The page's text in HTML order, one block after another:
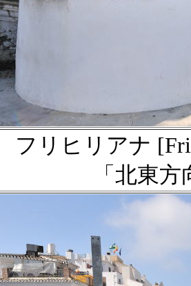
フリヒリアナ
「北東方